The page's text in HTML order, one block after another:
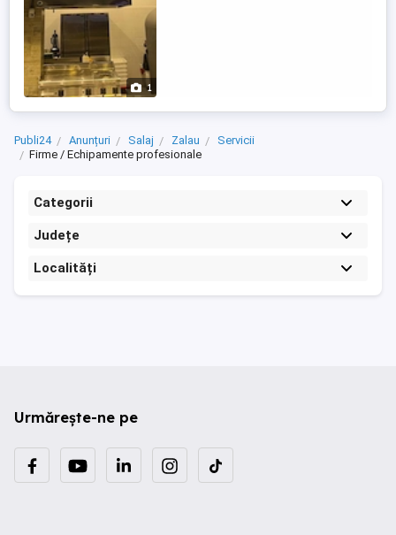
1
Publi24 Anunțuri Salaj Zalau
Servicii
Firme / Echipamente profesionale
Categorii
Județe
Localități
Urmărește-ne pe